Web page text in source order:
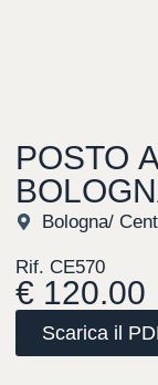
POSTO
Bologna/
Rif. CE570
€ 120.00
Scarica il